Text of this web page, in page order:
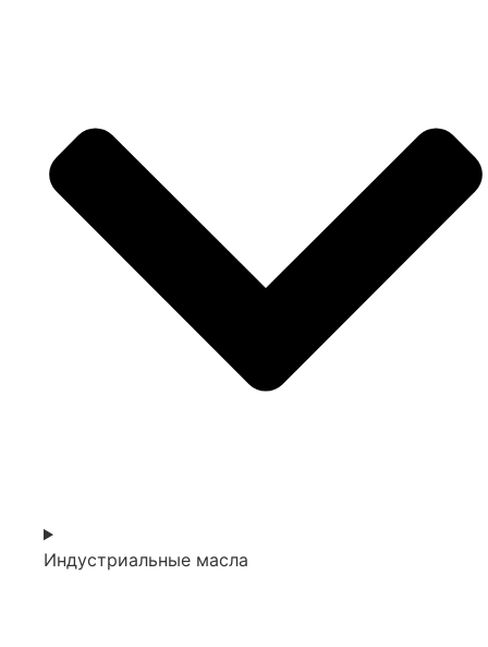
Индустриальные масла